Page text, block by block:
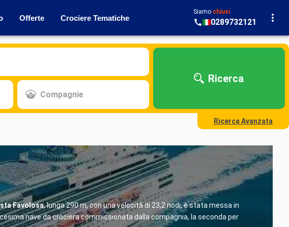
Offerte Crociere Tematiche
Siamo chiusi
0289732121
Compagnie
Ricerca
Ricerca Avanzata
Favolosa, lunga 290 m, con una velocità di 23,2 nodi, è stata messa in
nave da crociera commissionata dalla compagnia, la seconda per